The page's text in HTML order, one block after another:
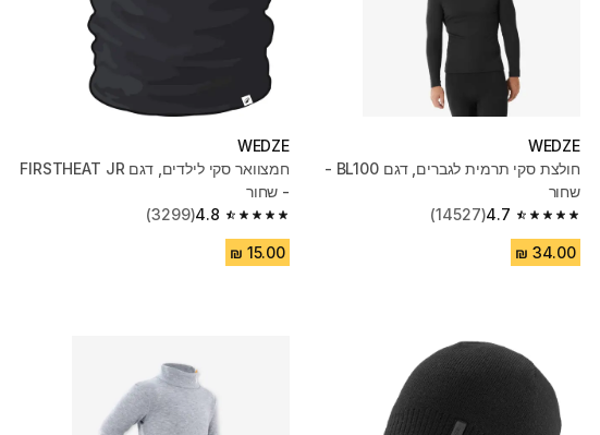
WEDZE
חולצת סקי תרמית לגברים, דגם BL100 -
שחור
4.7
4.7 out of 5 stars from 14527 reviews
(14527)
WEDZE
חמצוואר סקי לילדים, דגם FIRSTHEAT JR
- שחור
4.8
4.8 out of 5 stars from 3299 reviews
(3299)